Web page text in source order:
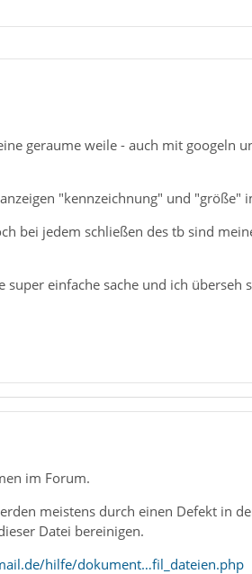
geraume weile - auch mit googeln
"kennzeichnung" und
bei jedem schließen des tb sind
super einfache sache und ich überseh
im Forum.
meistens durch einen Defekt in
Datei bereinigen.
hilfe/dokument…fil_dateien.php